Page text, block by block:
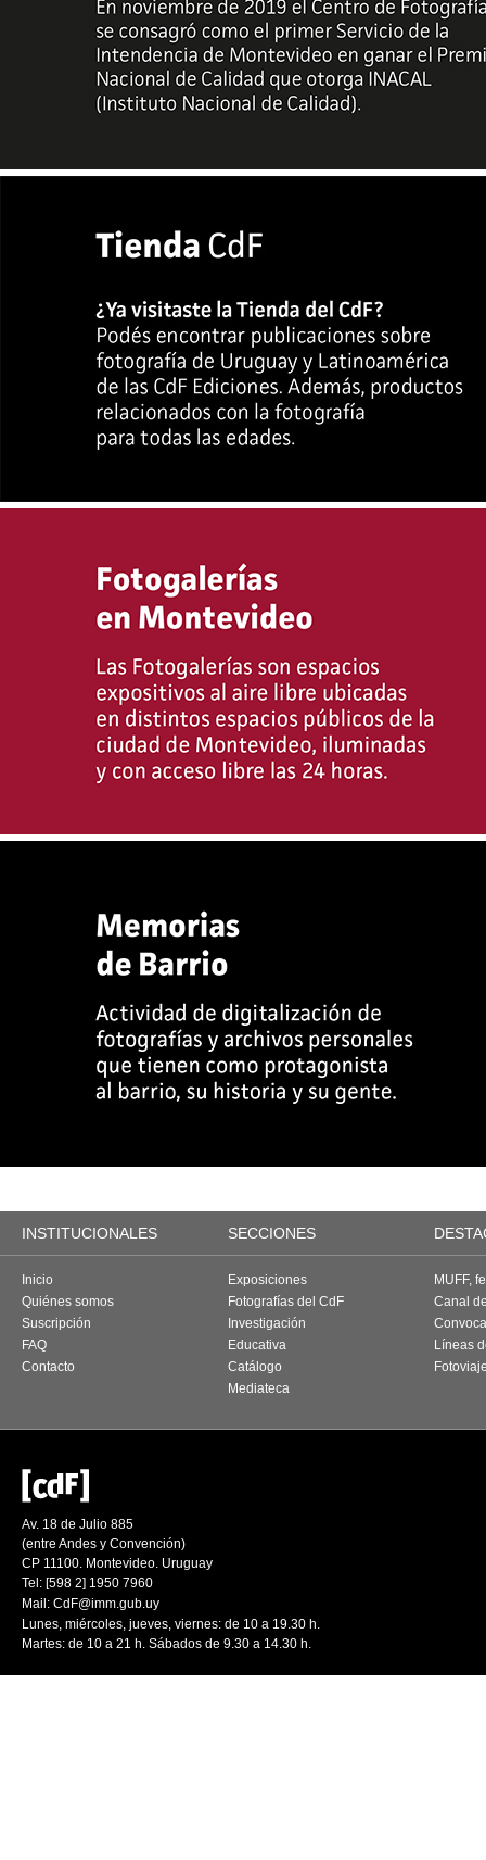
INSTITUCIONALES SECCIONES
Inicio
Quiénes somos
Suscripción
FAQ
Contacto
Exposiciones
Fotografías del CdF
Investigación
Educativa
Catálogo
Mediateca
MUFF,
Canal
Líneas
Av. 18 de Julio 885
(entre Andes y Convención)
CP 11100. Montevideo. Uruguay
Tel: [598 2] 1950 7960
Mail: CdF@imm.gub.uy
Lunes, miércoles, jueves, viernes: de 10 a 19.30 h.
Martes: de 10 a 21 h. Sábados de 9.30 a 14.30 h.